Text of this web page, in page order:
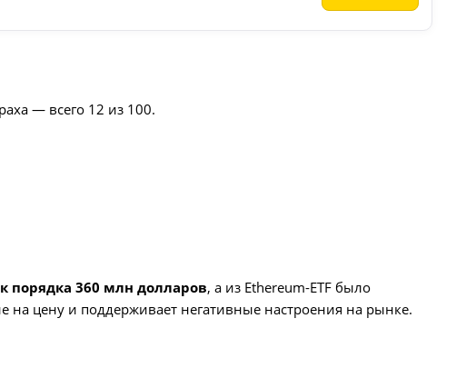
— всего 12 из 100.
порядка 360 млн долларов, а из Ethereum‑ETF было
на цену и поддерживает негативные настроения на рынке.